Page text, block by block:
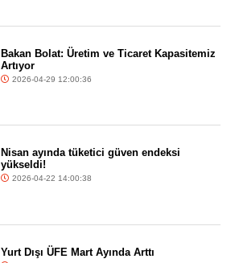
Bakan Bolat: Üretim ve Ticaret Kapasitemiz
Artıyor
2026-04-29 12:00:36
Nisan ayında tüketici güven endeksi
yükseldi!
2026-04-22 14:00:38
Yurt Dışı ÜFE Mart Ayında Arttı